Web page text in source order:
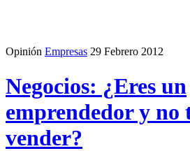
Opinión Empresas 29 Febrero 2012
Negocios: ¿Eres un
emprendedor y no
vender?